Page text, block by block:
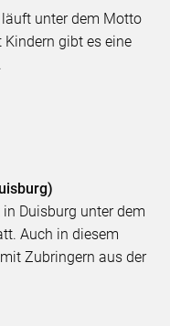
unter dem Motto
gibt es eine
Duisburg unter dem
Auch in diesem
Zubringern aus der